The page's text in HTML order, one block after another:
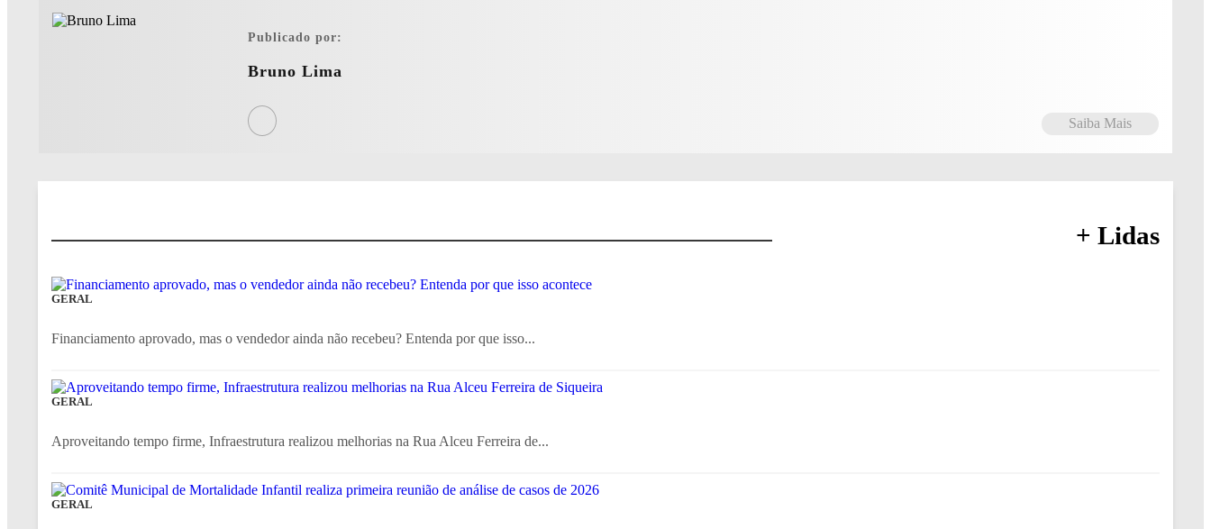
Publicado por:
Bruno Lima
Saiba Mais
+ Lidas
GERAL
Financiamento aprovado, mas o vendedor ainda não recebeu? Entenda por que isso...
GERAL
Aproveitando tempo firme, Infraestrutura realizou melhorias na Rua Alceu Ferreira de...
GERAL